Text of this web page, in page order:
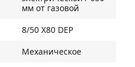
мм от газовой
8/50 X80 DEP
Механическое